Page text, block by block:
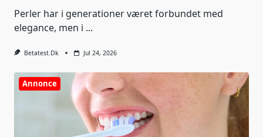
Perler har i generationer været forbundet med
elegance, men i ...
Betatest.dk Jul 24, 2026
Annonce